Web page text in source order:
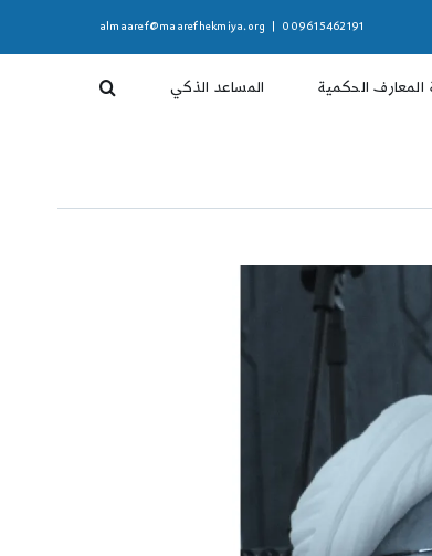
009615462191
almaaref@maarefhekmiya.org
المعارف الحكمية المساعد الذكي